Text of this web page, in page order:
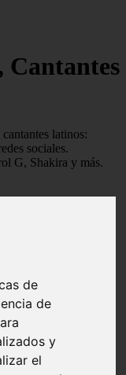
de
de
y
el
Cantantes
latinos:
sociales.
G, Shakira y más.